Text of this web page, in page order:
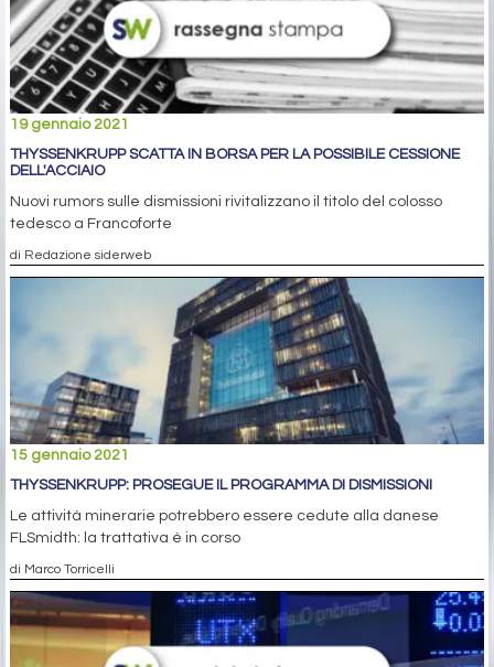
19 gennaio 2021
THYSSENKRUPP SCATTA IN BORSA PER LA POSSIBILE CESSIONE
DELL'ACCIAIO
Nuovi rumors sulle dismissioni rivitalizzano il titolo del colosso
tedesco a Francoforte
di Redazione siderweb
15 gennaio 2021
THYSSENKRUPP: PROSEGUE IL PROGRAMMA DI DISMISSIONI
Le attività minerarie potrebbero essere cedute alla danese
FLSmidth: la trattativa è in corso
di Marco Torricelli